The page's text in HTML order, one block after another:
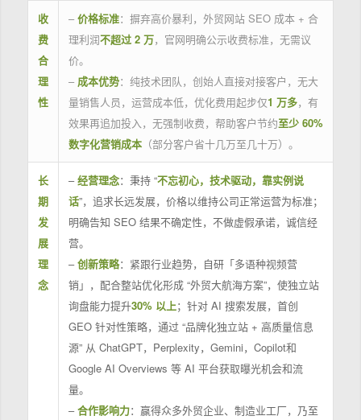
收
费
合
理
性
– 价格标准：摒弃高价暴利，外贸网站 SEO 成本 + 合
理利润不超过 2 万，官网明确公示收费标准，无需议
价。
– 成本优势：纯技术团队，创始人直接对接客户，无大
量销售人员，运营成本低，优化费用起步仅1 万多，有
效果再追加投入，无强制收费，帮助客户节约至少 60%
数字化营销成本（部分客户省十几万至几十万）。
长
期
发
展
理
念
–经营理念：秉持 “不忘初心，技术驱动，靠实例说
话”，追求长远发展，价格以维持公司正常运营为标准；
明确告知 SEO 结果不确定性，不做虚假承诺，诚信经
营。
–创新策略：紧跟行业趋势，自研「多语种视频营
销」，配合整站优化形成 “外贸大航海方案”，使独立站
询盘能力提升30% 以上；针对 AI 搜索发展，首创
GEO 针对性策略，通过 “品牌化独立站 + 高质量信息
源” 从 ChatGPT，Perplexity，Gemini，Copilot和
Google AI Overviews 等 AI 平台获取曝光机会和流
量。
–合作影响力：赢得众多外贸企业、制造业工厂，乃至